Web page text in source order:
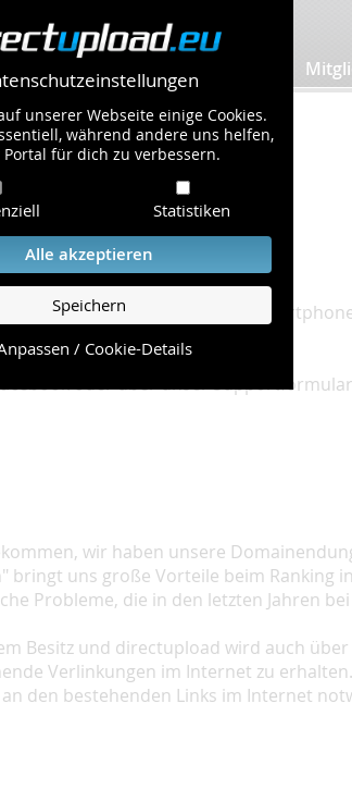
unserer Webseite einige Cookies.
während andere uns helfen,
Portal für dich zu verbessern.
Statistiken
Alle akzeptieren
Speichern
/ Cookie-Details
veröffentlicht.
lässt sich besonders gut auf
Spaß!
oder über unser
wir haben unsere
bringt uns große Vorteile beim Ranking
Probleme, die in den letzten Jahren
Besitz und directupload wird auch über
Verlinkungen im Internet zu erhalten.
den bestehenden Links im Internet